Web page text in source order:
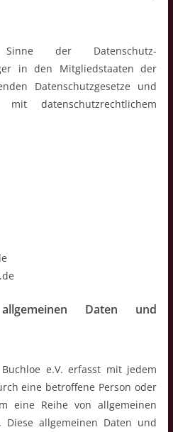
der Datenschutz-
in den Mitgliedstaaten der
Datenschutzgesetze und
datenschutzrechtlichem
Daten und
e.V. erfasst mit jedem
eine betroffene Person oder
eine Reihe von allgemeinen
allgemeinen Daten und